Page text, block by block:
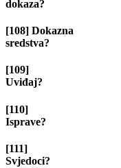
[108] Dokazna
[109]
[110]
[111]